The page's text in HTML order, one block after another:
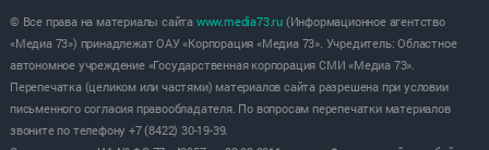
© Все права на материалы сайта www.media73.ru(Информационное агентство
«Медиа 73») принадлежат ОАУ «Корпорация «Медиа 73». Учредитель: Областное
автономное учреждение «Государственная корпорация СМИ «Медиа 73».
Перепечатка (целиком или частями) материалов сайта разрешена при условии
письменного согласия правообладателя. По вопросам перепечатки материалов
звоните по телефону +7 (8422) 30-19-39.